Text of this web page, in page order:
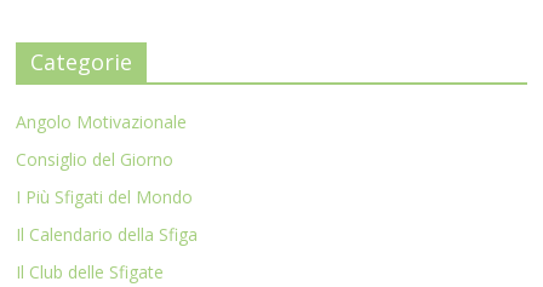
Categorie
Angolo Motivazionale
Consiglio del Giorno
I Più Sfigati del Mondo
Il Calendario della Sfiga
Il Club delle Sfigate